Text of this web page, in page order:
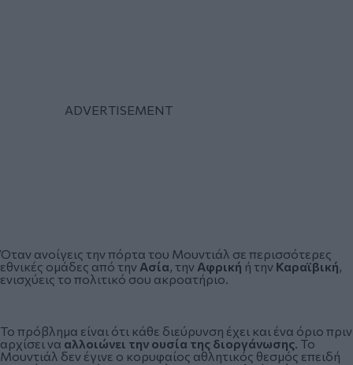
Όταν ανοίγεις την πόρτα του Μουντιάλ σε περισσότερες
εθνικές ομάδες από την Ασία, την Αφρική ή την Καραϊβική,
ενισχύεις το πολιτικό σου ακροατήριο.
Το πρόβλημα είναι ότι κάθε διεύρυνση έχει και ένα όριο πριν
αρχίσει νααλλοιώνει την ουσία της διοργάνωσης. Το
Μουντιάλ δεν έγινε ο κορυφαίος αθλητικός θεσμός επειδή